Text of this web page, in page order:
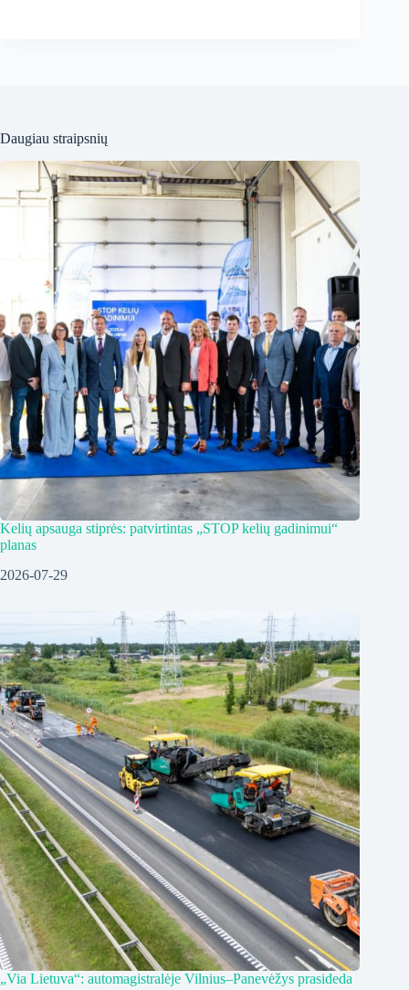
Daugiau straipsnių
Kelių apsauga stiprės: patvirtintas „STOP kelių gadinimui“
planas
2026-07-29
„Via Lietuva“: automagistralėje Vilnius–Panevėžys prasideda